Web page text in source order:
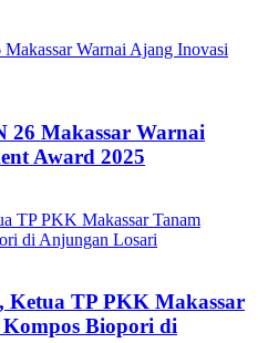
Makassar Warnai
Award 2025
TP PKK Makassar
Biopori di